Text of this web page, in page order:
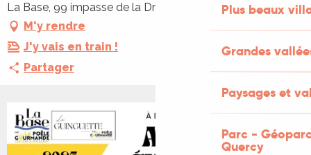
Plus beaux
Grandes
Paysages et
Parc -
Quercy
La Base, 99 impasse de la Drague, 46330 Saint Géry-Vers
M'y rendre
J'y vais en train !
Partager